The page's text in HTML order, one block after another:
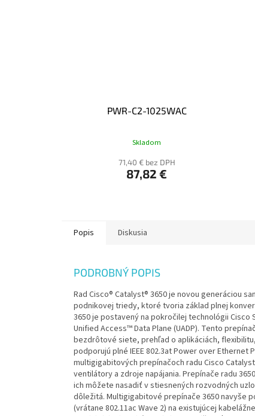
PWR-C2-1025WAC
Skladom
71,40 € bez DPH
87,82 €
Popis Diskusia
PODROBNÝ POPIS
Rad Cisco® Catalyst® 3650 je novou generáciou
podnikovej triedy, ktoré tvoria základ plnej
3650 je postavený na pokročilej technológii Cisco
Unified Access™ Data Plane (UADP). Tento
bezdrôtové siete, prehľad o aplikáciách,
podporujú plné IEEE 802.3at Power over Ethernet
multigigabitových prepínačoch radu Cisco
ventilátory a zdroje napájania. Prepínače radu
ich môžete nasadiť v stiesnených rozvodných
dôležitá. Multigigabitové prepínače 3650 navyše
(vrátane 802.11ac Wave 2) na existujúcej